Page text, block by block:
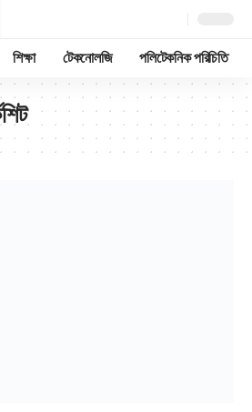
শিক্ষা টেকনোলজি পলিটেকনিক পরিচিতি